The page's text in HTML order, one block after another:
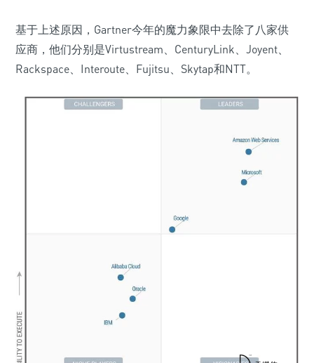
基于上述原因，Gartner今年的魔力象限中去除了八家供
应商，他们分别是Virtustream、CenturyLink、Joyent、
Rackspace、Interoute、Fujitsu、Skytap和NTT。